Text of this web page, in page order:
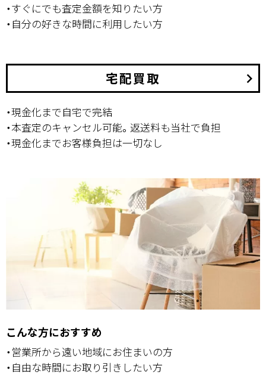
・すぐにでも査定金額を知りたい方
・自分の好きな時間に利用したい方
宅配買取 keyboard_arrow_right
・現金化まで自宅で完結
・本査定のキャンセル可能。返送料も当社で負担
・現金化までお客様負担は一切なし
こんな方におすすめ
・営業所から遠い地域にお住まいの方
・自由な時間にお取り引きしたい方